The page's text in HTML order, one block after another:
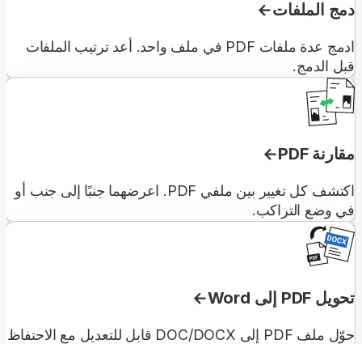
دمج الملفات
ادمج عدة ملفات PDF في ملف واحد. أعد ترتيب الملفات
قبل الدمج.
مقارنة PDF
اكتشف كل تغيير بين ملفي PDF. اعرضهما جنبًا إلى جنب أو
في وضع التراكب.
تحويل PDF إلى Word
حوّل ملف PDF إلى DOC/DOCX قابل للتعديل مع الاحتفاظ